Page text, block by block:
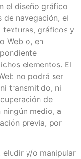
el diseño gráfico
de navegación, el
texturas, gráficos y
Web o, en
elementos. El
no podrá ser
transmitido, ni
de
medio, a
previa, por
eludir y/o manipular